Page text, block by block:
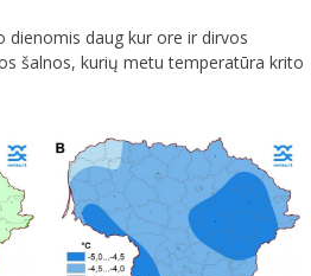
dienomis daug kur ore ir dirvos
šalnos, kurių metu temperatūra krito